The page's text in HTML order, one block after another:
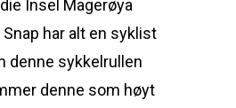
Insel Magerøya
har alt en syklist
denne sykkelrullen
denne som høyt